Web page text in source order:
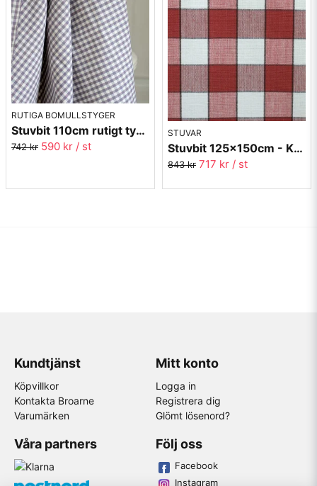
RUTIGA BOMULLSTYGER
Stuvbit 110cm rutigt tyg - lila Margaretaruta
742 kr 590 kr / st
STUVAR
Stuvbit 125x150cm - Kavaljersruta 1020-13 röd
843 kr 717 kr / st
Kundtjänst
Köpvillkor
Kontakta Broarne
Varumärken
Mitt konto
Logga in
Registrera dig
Glömt lösenord?
Våra partners Följ oss
Facebook
Instagram